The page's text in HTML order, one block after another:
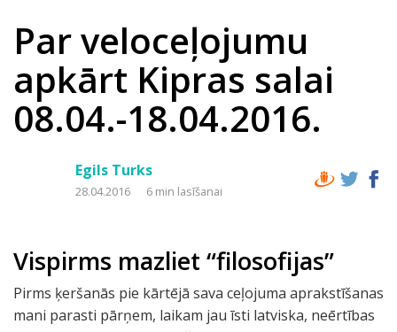
Par veloceļojumu
apkārt Kipras salai
08.04.-18.04.2016.
Egils Turks
28.04.2016 6 min lasīšanai
Vispirms mazliet “filosofijas”
Pirms ķeršanās pie kārtējā sava ceļojuma aprakstīšanas
mani parasti pārņem, laikam jau īsti latviska, neērtības